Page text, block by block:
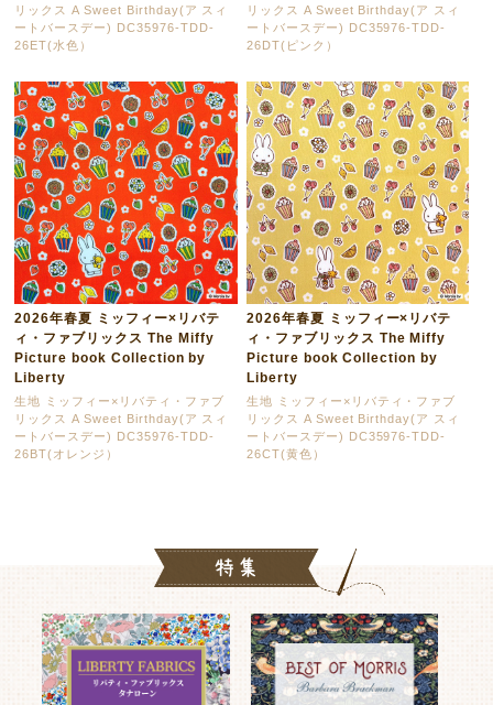
リックス A Sweet Birthday(ア スィ
ートバースデー) DC35976-TDD-
26ET(水色）
リックス A Sweet Birthday(ア スィ
ートバースデー) DC35976-TDD-
26DT(ピンク）
2026年春夏 ミッフィー×リバテ
ィ・ファブリックス The Miffy
Picture book Collection by
Liberty
生地 ミッフィー×リバティ・ファブ
リックス A Sweet Birthday(ア スィ
ートバースデー) DC35976-TDD-
26BT(オレンジ）
2026年春夏 ミッフィー×リバテ
ィ・ファブリックス The Miffy
Picture book Collection by
Liberty
生地 ミッフィー×リバティ・ファブ
リックス A Sweet Birthday(ア スィ
ートバースデー) DC35976-TDD-
26CT(黄色）